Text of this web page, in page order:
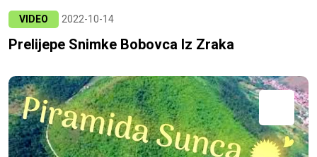
VIDEO 2022-10-14
Prelijepe Snimke Bobovca Iz Zraka